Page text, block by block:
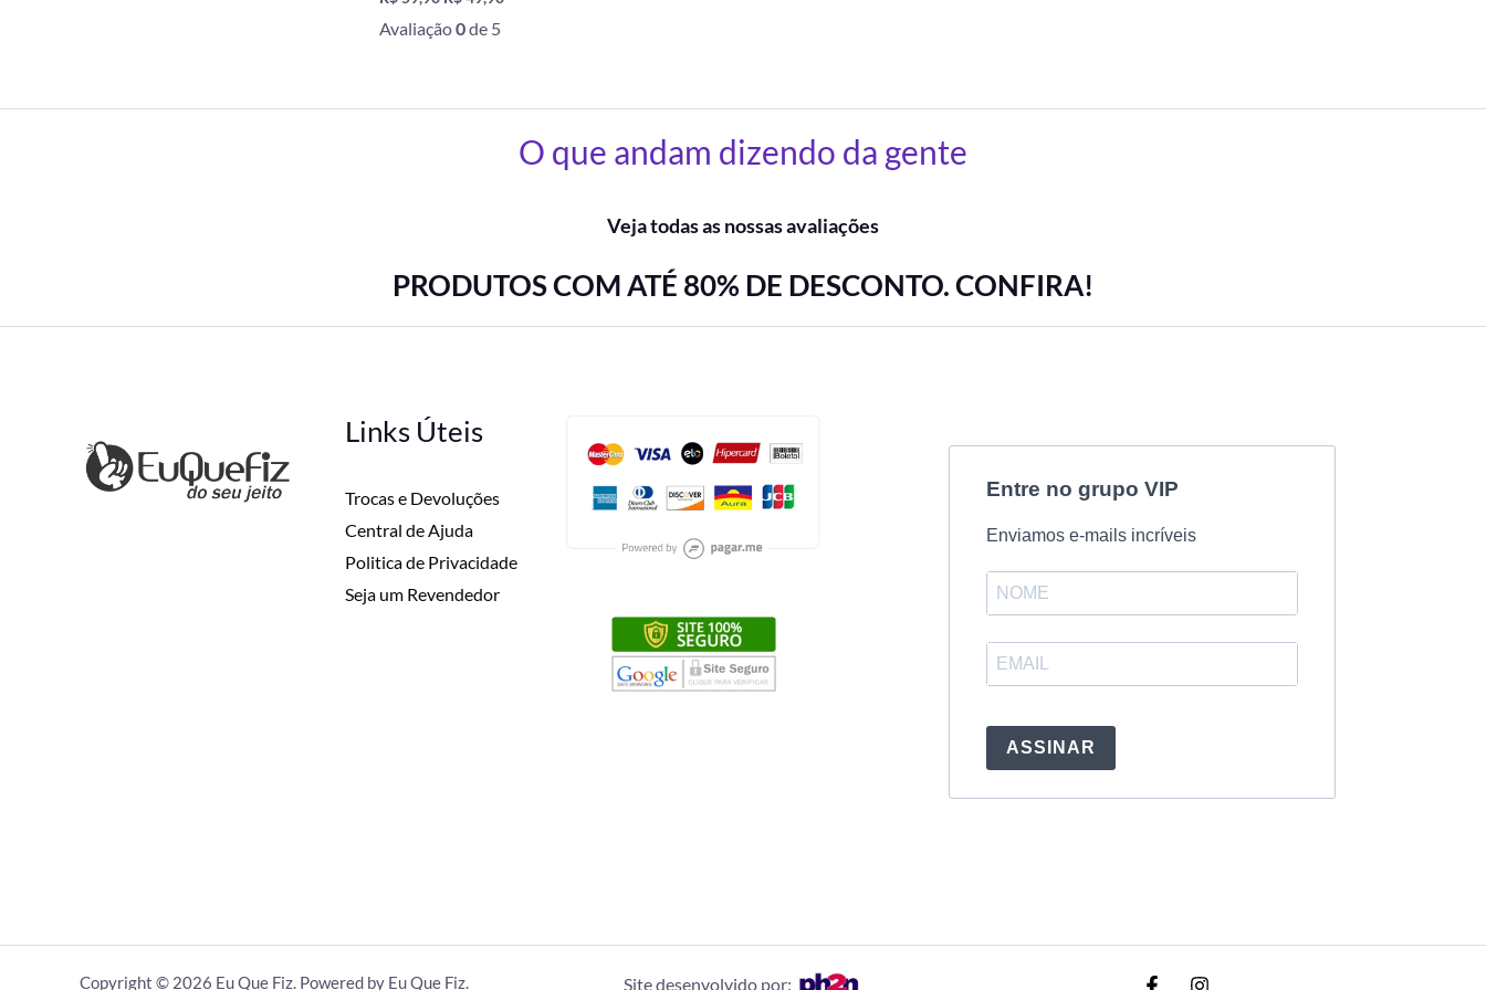
Avaliação0de 5
O que andam dizendo da gente
Veja todas as nossas avaliações
PRODUTOS COM ATÉ 80% DE DESCONTO. CONFIRA!
Links Úteis
Trocas e Devoluções
Central de Ajuda
Politica de Privacidade
Seja um Revendedor
Entre no grupo VIP
Enviamos e-mails incríveis
ASSINAR
Copyright © 2026 Eu Que Fiz. Powered by Eu Que Fiz. Site desenvolvido por: